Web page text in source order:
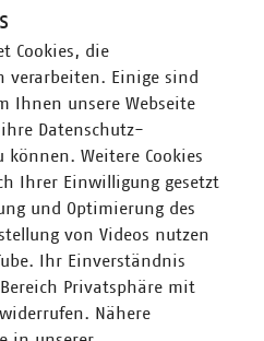
DASEINSVORSORGE
Cookies, die
verarbeiten. Einige sind
Ihnen unsere Webseite
Datenschutz-
können. Weitere Cookies
Ihrer Einwilligung gesetzt
und Optimierung des
von Videos nutzen
Ihr Einverständnis
Privatsphäre mit
Nähere